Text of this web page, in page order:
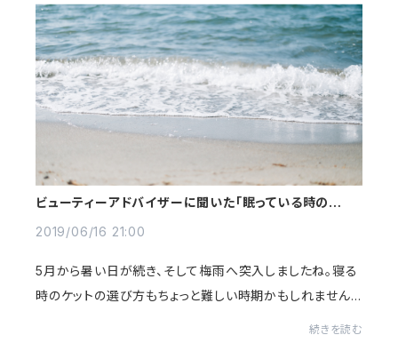
ビューティーアドバイザーに聞いた「眠っている時の汗」の
2019/06/16 21:00
5月から暑い日が続き、そして梅雨へ突入しましたね。寝る
時のケットの選び方もちょっと難しい時期かもしれません。
続きを読む